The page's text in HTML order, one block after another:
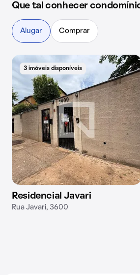
Que tal conhecer
Alugar Comprar
3 imóveis disponíveis
Residencial Javari
Rua Javari, 3600